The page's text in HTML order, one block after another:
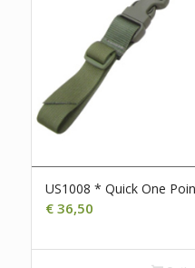
US1008 * Quick One
€36,50